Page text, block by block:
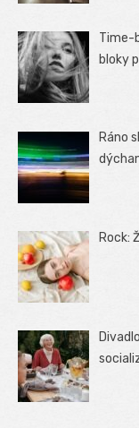
Time-
bloky
Ráno
Rock: